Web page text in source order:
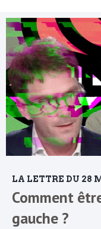
LA LETTRE DU 28
Comment
gauche ?